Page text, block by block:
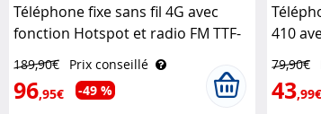
Téléphone fixe sans fil 4G avec
fonction Hotspot et radio FM TTF-
405 Simvalley Communications
189,90€ Prix conseillé
96,95€ -49 %
410
79,90€
43,99€